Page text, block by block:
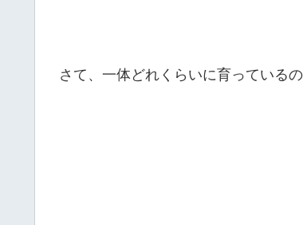
さて、一体どれくらいに育っている